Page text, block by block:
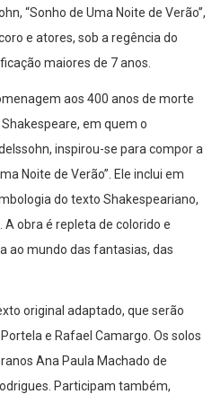
“Sonho de Uma Noite de Verão”,
e atores, sob a regência do
maiores de 7 anos.
aos 400 anos de morte
em quem o
inspirou-se para compor a
Noite de Verão”. Ele inclui em
do texto Shakespeariano,
obra é repleta de colorido e
ao mundo das fantasias, das
original adaptado, que serão
e Rafael Camargo. Os solos
Ana Paula Machado de
Participam também,